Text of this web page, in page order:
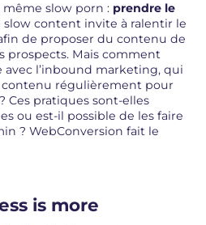
même slow porn : prendre le
slow content invite à ralentir le
de proposer du contenu de
prospects. Mais comment
l’inbound marketing, qui
régulièrement pour
Ces pratiques sont-elles
ou est-il possible de les faire
? WebConversion fait le
is more